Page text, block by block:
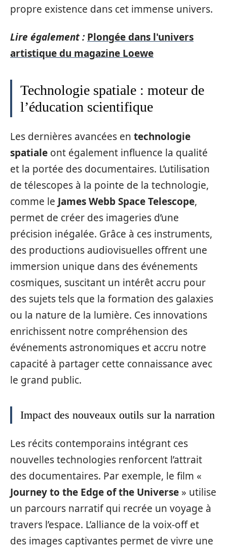
propre existence dans cet immense univers.
Lire également : Plongée dans l'univers
artistique du magazine Loewe
Technologie spatiale : moteur de
l’éducation scientifique
Les dernières avancées en technologie
spatiale ont également influence la qualité
et la portée des documentaires. L’utilisation
de télescopes à la pointe de la technologie,
comme le James Webb Space Telescope,
permet de créer des imageries d’une
précision inégalée. Grâce à ces instruments,
des productions audiovisuelles offrent une
immersion unique dans des événements
cosmiques, suscitant un intérêt accru pour
des sujets tels que la formation des galaxies
ou la nature de la lumière. Ces innovations
enrichissent notre compréhension des
événements astronomiques et accru notre
capacité à partager cette connaissance avec
le grand public.
Impact des nouveaux outils sur la narration
Les récits contemporains intégrant ces
nouvelles technologies renforcent l’attrait
des documentaires. Par exemple, le film «
Journey to the Edge of the Universe » utilise
un parcours narratif qui recrée un voyage à
travers l’espace. L’alliance de la voix-off et
des images captivantes permet de vivre une